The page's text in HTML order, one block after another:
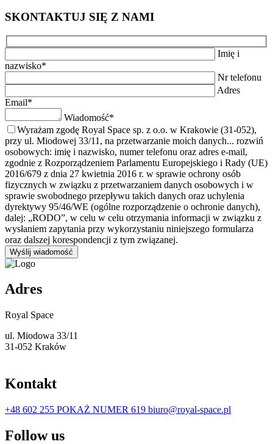
SKONTAKTUJ SIĘ Z NAMI
Imię i
nazwisko*
Nr telefonu
Adres
Email*
Wiadomość*
Wyrażam zgodę Royal Space sp. z o.o. w Krakowie (31-052),
przy ul. Miodowej 33/11, na przetwarzanie moich danych... rozwiń
osobowych: imię i nazwisko, numer telefonu oraz adres e-mail,
zgodnie z Rozporządzeniem Parlamentu Europejskiego i Rady (UE)
2016/679 z dnia 27 kwietnia 2016 r. w sprawie ochrony osób
fizycznych w związku z przetwarzaniem danych osobowych i w
sprawie swobodnego przepływu takich danych oraz uchylenia
dyrektywy 95/46/WE (ogólne rozporządzenie o ochronie danych),
dalej: „RODO”, w celu w celu otrzymania informacji w związku z
wysłaniem zapytania przy wykorzystaniu niniejszego formularza
oraz dalszej korespondencji z tym związanej.
Adres
Royal Space
ul. Miodowa 33/11
31-052 Kraków
Kontakt
+48 602 255 POKAŻ NUMER 619 biuro@royal-space.pl
Follow us